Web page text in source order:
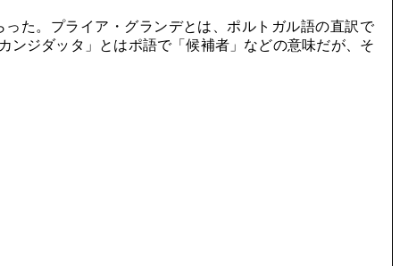
た。プライア・グランデとは、ポルトガル語の直訳で
ンジダッタ」とはポ語で「候補者」などの意味だが、そ